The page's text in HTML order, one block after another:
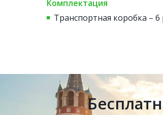
Комплектация
Транспортная коробка – 6